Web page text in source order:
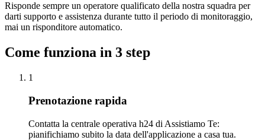
Risponde sempre un operatore qualificato della nostra squadra per
darti supporto e assistenza durante tutto il periodo di monitoraggio,
mai un risponditore automatico.
Come funziona in 3 step
1
Prenotazione rapida
Contatta la centrale operativa h24 di Assistiamo Te:
pianifichiamo subito la data dell'applicazione a casa tua.